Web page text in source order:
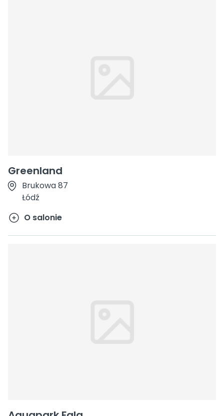
Greenland
Brukowa 87
Łódź
O salonie